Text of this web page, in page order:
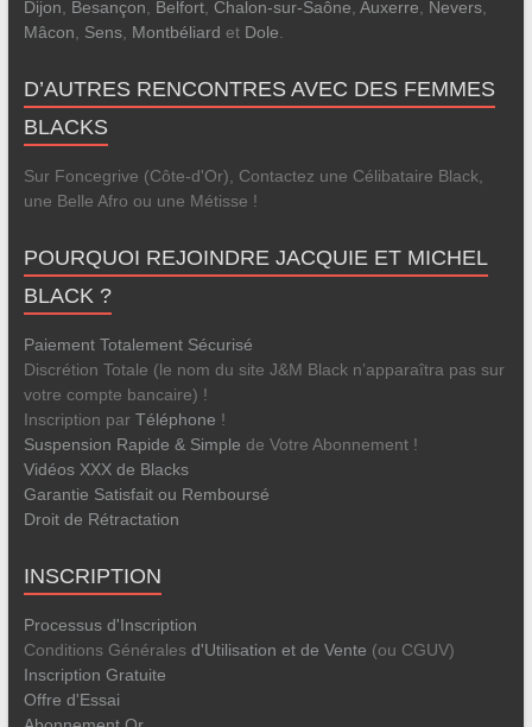
Dijon, Besançon, Belfort, Chalon-sur-Saône, Auxerre, Nevers,
Mâcon, Sens, Montbéliard et Dole.
D’AUTRES RENCONTRES AVEC DES FEMMES
BLACKS
Sur Foncegrive (Côte-d'Or), Contactez une Célibataire Black,
une Belle Afro ou une Métisse !
POURQUOI REJOINDRE JACQUIE ET MICHEL
BLACK ?
Paiement Totalement Sécurisé
Discrétion Totale (le nom du site J&M Black n’apparaîtra pas sur
votre compte bancaire) !
Inscription par Téléphone !
Suspension Rapide & Simple de Votre Abonnement !
Vidéos XXX de Blacks
Garantie Satisfait ou Remboursé
Droit de Rétractation
INSCRIPTION
Processus d'Inscription
Conditions Générales d'Utilisation et de Vente (ou CGUV)
Inscription Gratuite
Offre d'Essai